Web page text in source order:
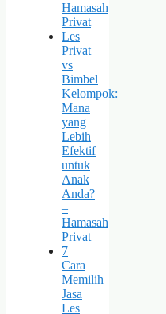
Hamasah
Privat
Les
Privat
vs
Bimbel
Kelompok:
Mana
yang
Lebih
Efektif
untuk
Anak
Anda?
–
Hamasah
Privat
7
Cara
Memilih
Jasa
Les